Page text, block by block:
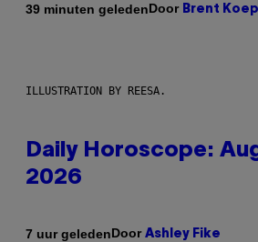
39 minuten geledenDoor Brent
ILLUSTRATION BY REESA.
Daily Horoscope:
2026
7 uur geledenDoor Ashley Fike